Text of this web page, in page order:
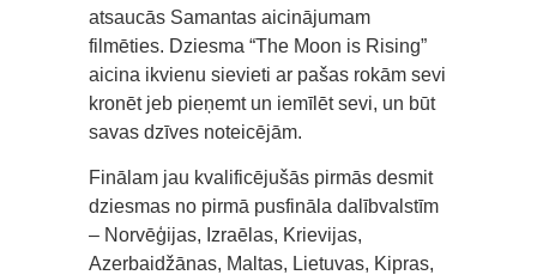
atsaucās Samantas aicinājumam
filmēties. Dziesma “The Moon is Rising”
aicina ikvienu sievieti ar pašas rokām sevi
kronēt jeb pieņemt un iemīlēt sevi, un būt
savas dzīves noteicējām.
Finālam jau kvalificējušās pirmās desmit
dziesmas no pirmā pusfināla dalībvalstīm
– Norvēģijas, Izraēlas, Krievijas,
Azerbaidžānas, Maltas, Lietuvas, Kipras,